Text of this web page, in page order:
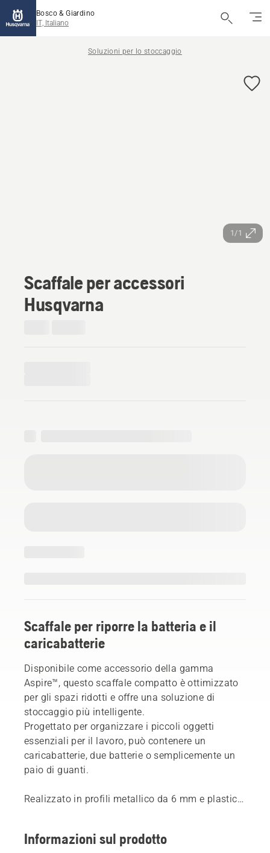
Bosco & Giardino
IT, Italiano
Soluzioni per lo stoccaggio
1/1
Scaffale per accessori
Husqvarna
Scaffale per riporre la batteria e il
caricabatterie
Disponibile come accessorio della gamma
Aspire™, questo scaffale compatto è ottimizzato
per gli spazi ridotti e offre una soluzione di
stoccaggio più intelligente.
Progettato per organizzare i piccoli oggetti
essenziali per il lavoro, può contenere un
caricabatterie, due batterie o semplicemente un
paio di guanti.
Realizzato in profili metallico da 6 mm e plastica
compatibile.
Informazioni sul prodotto